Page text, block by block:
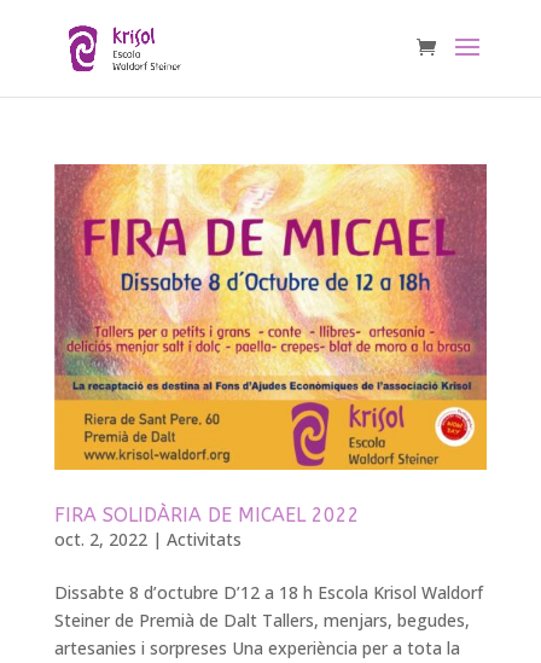
FIRA SOLIDÀRIA DE MICAEL 2022
oct. 2, 2022| Activitats
Dissabte 8 d’octubre D’12 a 18 h Escola Krisol Waldorf
Steiner de Premià de Dalt Tallers, menjars, begudes,
artesanies i sorpreses Una experiència per a tota la